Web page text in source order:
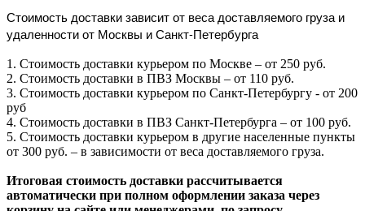
Стоимость доставки зависит от веса доставляемого груза и
удаленности от Москвы и Санкт-Петербурга
1. Стоимость доставки курьером по Москве – от 250 руб.
2. Стоимость доставки в ПВЗ Москвы – от 110 руб.
3. Стоимость доставки курьером по Санкт-Петербургу - от 200
руб
4. Стоимость доставки в ПВЗ Санкт-Петербурга – от 100 руб.
5. Стоимость доставки курьером в другие населенные пункты
от 300 руб. – в зависимости от веса доставляемого груза.
Итоговая стоимость доставки рассчитывается
автоматически при полном оформлении заказа через